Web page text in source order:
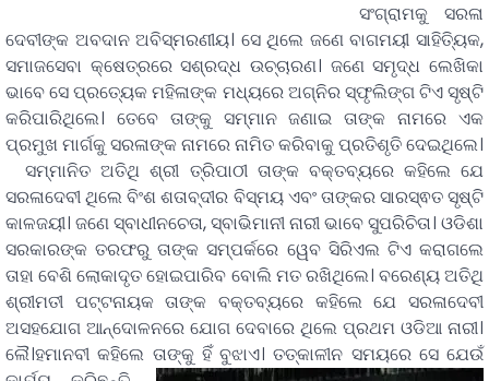
ସଂଗ୍ରାମକୁ ସରଳା
ଦେବୀଙ୍କ ଅବଦାନ ଅବିସ୍ମରଣୀୟ। ସେ ଥିଲେ ଜଣେ ବାଗମୟୀ ସାହିତ୍ୟିକ,
ସମାଜସେବା କ୍ଷେତ୍ରରେ ସଶ୍ରଦ୍ଧ ଉଚ୍ଚାରଣ। ଜଣେ ସମୃଦ୍ଧ ଲେଖିକା
ଭାବେ ସେ ପ୍ରତ୍ୟେକ ମହିଳାଙ୍କ ମଧ୍ୟରେ ଅଗ୍ନିର ସ୍ଫୃଲିଙ୍ଗ ଟିଏ ସୃଷ୍ଟି
କରିପାରିଥିଲେ। ତେବେ ତାଙ୍କୁ ସମ୍ମାନ ଜଣାଇ ତାଙ୍କ ନାମରେ ଏକ
ପ୍ରମୁଖ ମାର୍ଗକୁ ସରଳାଙ୍କ ନାମରେ ନାମିତ କରିବାକୁ ପ୍ରତିଶୃତି ଦେଇଥିଲେ।
ସମ୍ମାନିତ ଅତିଥି ଶ୍ରୀ ତ୍ରିପାଠୀ ତାଙ୍କ ବକ୍ତବ୍ୟରେ କହିଲେ ଯେ
ସରଳାଦେବୀ ଥିଲେ ବିଂଶ ଶତାବ୍ଦୀର ବିସ୍ମୟ ଏବଂ ତାଙ୍କର ସାରସ୍ଵତ ସୃଷ୍ଟି
କାଳଜୟୀ। ଜଣେ ସ୍ବାଧୀନଚେତା, ସ୍ବାଭିମାନୀ ନାରୀ ଭାବେ ସୁପରିଚିତା। ଓଡିଶା
ସରକାରଙ୍କ ତରଫରୁ ତାଙ୍କ ସମ୍ପର୍କରେ ୱେବ ସିରିଏଲ ଟିଏ କରାଗଲେ
ତାହା ବେଶି ଲୋକାଦୃତ ହୋଇପାରିବ ବୋଲି ମତ ରଖିଥିଲେ। ବରେଣ୍ୟ ଅତିଥି
ଶ୍ରୀମତୀ ପଟ୍ଟନାୟକ ତାଙ୍କ ବକ୍ତବ୍ୟରେ କହିଲେ ଯେ ସରଳାଦେବୀ
ଅସହଯୋଗ ଆନ୍ଦୋଳନରେ ଯୋଗ ଦେବାରେ ଥିଲେ ପ୍ରଥମ ଓଡିଆ ନାରୀ।
ଲୈ।ହମାନବୀ କହିଲେ ତାଙ୍କୁ ହିଁ ବୁଝାଏ। ତତ୍କାଳୀନ ସମୟରେ ସେ ଯେଉଁ